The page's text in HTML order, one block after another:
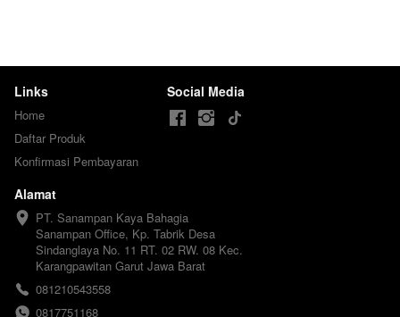
Links
Home
Daftar Produk
Konfirmasi Pembayaran
Social Media
Alamat
PT. Sanampan Kaya Bahagia
Sanampan Office, Kp. Tabrik Desa
Sindanglaya No. 11 RT. 02 RW. 08 Kec.
Karangpawitan Garut Jawa Barat
081210543558
0817751168